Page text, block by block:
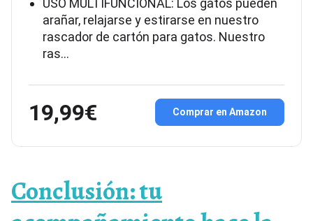
USO MULTIFUNCIONAL: Los gatos pueden
arañar, relajarse y estirarse en nuestro
rascador de cartón para gatos. Nuestro
ras…
19,99€ Comprar en Amazon
Conclusión: tu